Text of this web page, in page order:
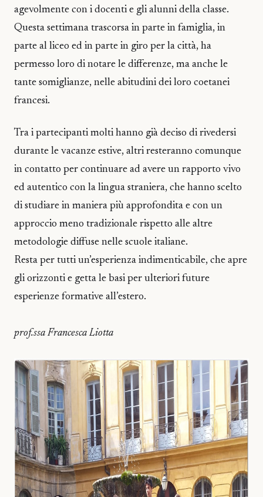
agevolmente con i docenti e gli alunni della classe.
Questa settimana trascorsa in parte in famiglia, in
parte al liceo ed in parte in giro per la città, ha
permesso loro di notare le differenze, ma anche le
tante somiglianze, nelle abitudini dei loro coetanei
francesi.
Tra i partecipanti molti hanno già deciso di rivedersi
durante le vacanze estive, altri resteranno comunque
in contatto per continuare ad avere un rapporto vivo
ed autentico con la lingua straniera, che hanno scelto
di studiare in maniera più approfondita e con un
approccio meno tradizionale rispetto alle altre
metodologie diffuse nelle scuole italiane.
Resta per tutti un’esperienza indimenticabile, che apre
gli orizzonti e getta le basi per ulteriori future
esperienze formative all’estero.
prof.ssa Francesca Liotta